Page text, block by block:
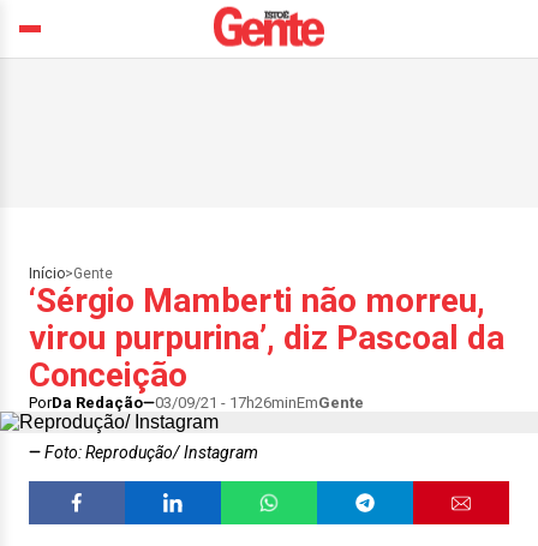
Início>Gente
‘Sérgio Mamberti não morreu,
virou purpurina’, diz Pascoal da
Conceição
PorDa Redação 03/09/21 - 17h26minEmGente
Foto: Reprodução/ Instagram